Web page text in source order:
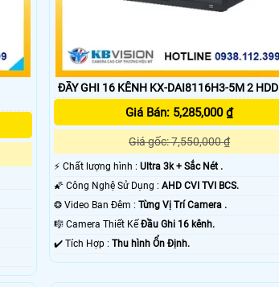
ĐẦY GHI 16 KÊNH KX-DAI8116H3-5M 2 HDD
Giá Bán: 5,285,000 ₫
Giá gốc: 7,550,000 ₫
️⚡ Chất lượng hình : Ultra 3k + Sắc Nét .
🌠 Công Nghệ Sử Dụng : AHD CVI TVI BCS.
❂ Video Ban Đêm : Từng Vị Trí Camera .
🎼️ Camera Thiết Kế Đầu Ghi 16 kênh.
️✔️ Tích Hợp : Thu hình Ổn Định.